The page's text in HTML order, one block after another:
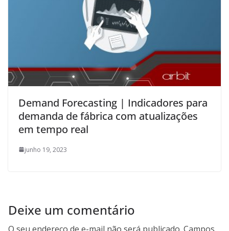
Demand Forecasting | Indicadores para
demanda de fábrica com atualizações
em tempo real
junho 19, 2023
Deixe um comentário